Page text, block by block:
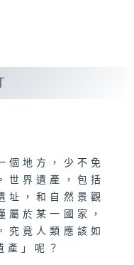
個地方，少不免
世界遺產，包括
址，和自然景觀
屬於某一國家，
究竟人類應該如
產」呢？